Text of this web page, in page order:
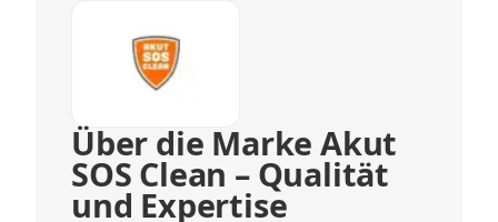
Über die Marke Akut
SOS Clean – Qualität
und Expertise